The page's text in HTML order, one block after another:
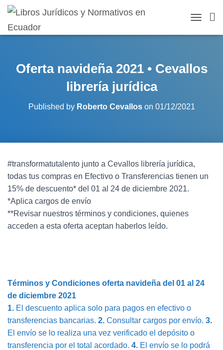
Oferta navideña 2021 • Cevallos
librería jurídica
Published by Roberto Cevalloson 01/12/2021
#transformatutalento junto a Cevallos librería jurídica,
todas tus compras en Efectivo o Transferencias tienen un
15% de descuento* del 01 al 24 de diciembre 2021.
*Aplica cargos de envío
**Revisar nuestros términos y condiciones, quienes
acceden a esta oferta aceptan haberlos leído.
Términos y Condiciones oferta navideña del 01 al 24
de diciembre 2021
1. El descuento aplica solo para pagos en efectivo o
transferencias bancarias. 2. Consultar cargos por envío. 3.
El envío se lo realiza una vez verificado el depósito o
transferencia por el total acordado. 4. El envío se lo podrá